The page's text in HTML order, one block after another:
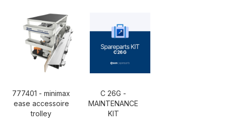
777401 - minimax
ease accessoire
trolley
C 26G -
MAINTENANCE
KIT